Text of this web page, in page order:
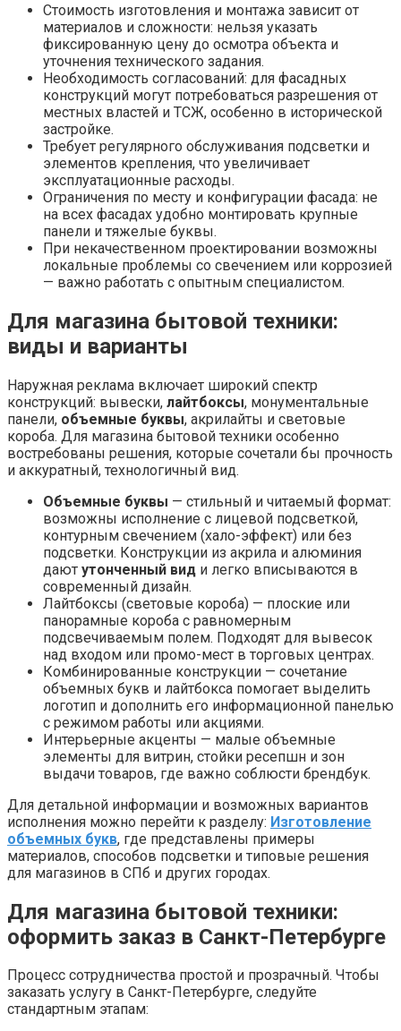
Стоимость изготовления и монтажа зависит от
материалов и сложности: нельзя указать
фиксированную цену до осмотра объекта и
уточнения технического задания.
Необходимость согласований: для фасадных
конструкций могут потребоваться разрешения от
местных властей и ТСЖ, особенно в исторической
застройке.
Требует регулярного обслуживания подсветки и
элементов крепления, что увеличивает
эксплуатационные расходы.
Ограничения по месту и конфигурации фасада: не
на всех фасадах удобно монтировать крупные
панели и тяжелые буквы.
При некачественном проектировании возможны
локальные проблемы со свечением или коррозией
— важно работать с опытным специалистом.
Для магазина бытовой техники:
виды и варианты
Наружная реклама включает широкий спектр
конструкций: вывески, лайтбоксы, монументальные
панели, объемные буквы, акрилайты и световые
короба. Для магазина бытовой техники особенно
востребованы решения, которые сочетали бы прочность
и аккуратный, технологичный вид.
Объемные буквы — стильный и читаемый формат:
возможны исполнение с лицевой подсветкой,
контурным свечением (хало-эффект) или без
подсветки. Конструкции из акрила и алюминия
дают утонченный вид и легко вписываются в
современный дизайн.
Лайтбоксы (световые короба) — плоские или
панорамные короба с равномерным
подсвечиваемым полем. Подходят для вывесок
над входом или промо-мест в торговых центрах.
Комбинированные конструкции — сочетание
объемных букв и лайтбокса помогает выделить
логотип и дополнить его информационной панелью
с режимом работы или акциями.
Интерьерные акценты — малые объемные
элементы для витрин, стойки ресепшн и зон
выдачи товаров, где важно соблюсти брендбук.
Для детальной информации и возможных вариантов
исполнения можно перейти к разделу: Изготовление
объемных букв, где представлены примеры
материалов, способов подсветки и типовые решения
для магазинов в СПб и других городах.
Для магазина бытовой техники:
оформить заказ в Санкт-Петербурге
Процесс сотрудничества простой и прозрачный. Чтобы
заказать услугу в Санкт-Петербургe, следуйте
стандартным этапам: